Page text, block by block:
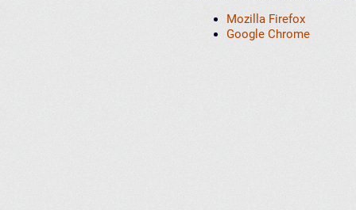
Mozilla Firefox
Google Chrome